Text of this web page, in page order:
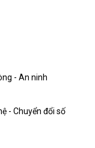
- An ninh
- Chuyển đổi số